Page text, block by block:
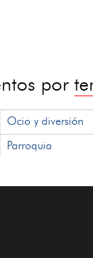
por
Ocio y diversión
Parroquia